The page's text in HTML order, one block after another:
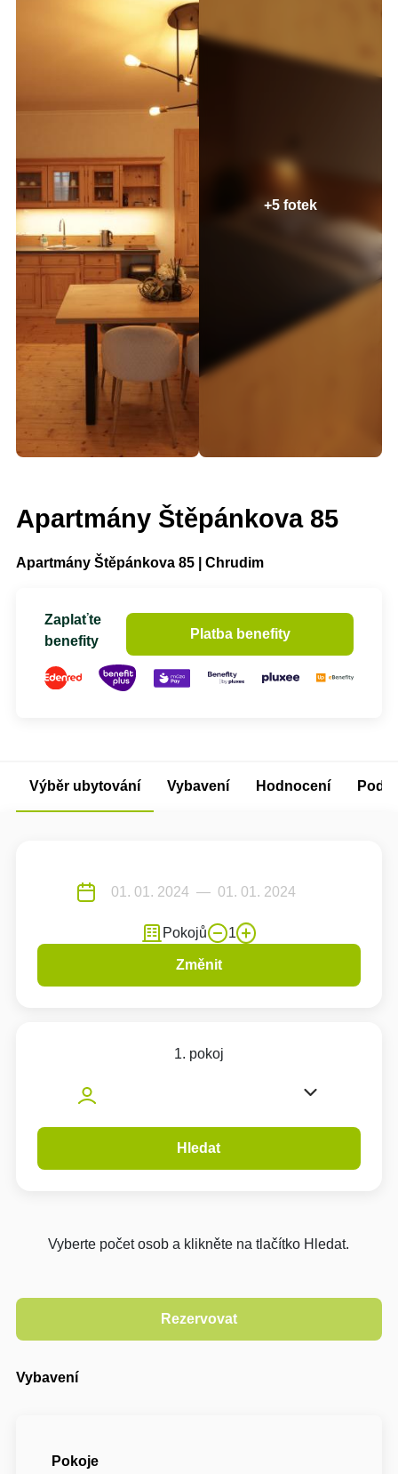
+5 fotek
Apartmány Štěpánkova 85
Apartmány Štěpánkova 85 | Chrudim
Zaplaťte
benefity
Platba benefity
Výběr ubytování Vybavení Hodnocení
Pokojů 1
Změnit
1. pokoj
Hledat
Vyberte počet osob a klikněte na tlačítko Hledat.
Vybavení
Pokoje